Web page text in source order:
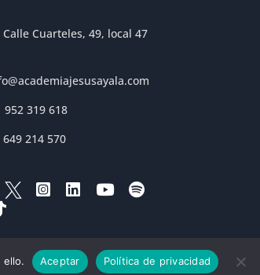
Cuarteles, 49, local 47
319 618
214 570
ello. Aceptar Política de privacidad